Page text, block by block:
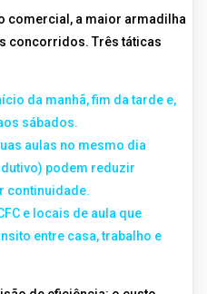
comercial, a maior armadilha
concorridos. Três táticas
da manhã, fim da tarde e,
sábados.
aulas no mesmo dia
podem reduzir
continuidade.
e locais de aula que
entre casa, trabalho e